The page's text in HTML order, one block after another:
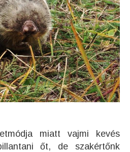
miatt vajmi kevés
őt, de szakértőnk